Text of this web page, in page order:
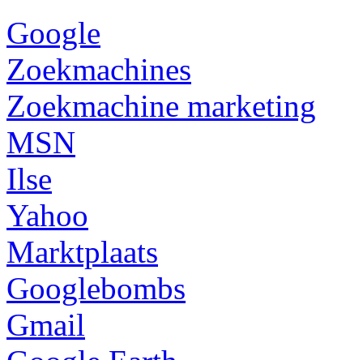
Google
Zoekmachines
Zoekmachine marketing
MSN
Ilse
Yahoo
Marktplaats
Googlebombs
Gmail